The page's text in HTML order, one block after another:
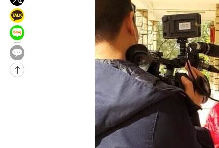
29분 전 >
손흥민, 68분 뛰고 2경기 침묵…LAFC, 톨루카에 1-0 승리(종합)
42분 전 >
'2경기 연속 침묵' 손흥민, 톨루카전 68분만 뛰고 슈팅 0개
-30599초 전 >
시메오네 감독 "이강인 다재다능한 선수…다양한 역할 맡길
-27040초 전 >
이강인, 5만 관중 앞 ATM 데뷔…뜨거운 응원 속 새출발(종합)
-26796초 전 >
'AT마드리드 7번' 이강인 데뷔전…맨시티에 1-3 역전패(종합)
-24535초 전 >
'AT마드리드 7번' 이강인, 맨시티 상대로 비공식 데뷔전
[속보]'AT마드리드 7번' 이강인, 맨시티 상대로 비공식 데뷔전
네타냐후, 트럼프의 가자 평화 2차 15개조 평화안 '거부'
이강인 ATM 입단식에 '상암벌 들썩'…"세계적인 선수 되길"
태풍 돌핀, 중 저장성 타이저우시 해안에 상륙 (1보)
AT마드리드 데뷔 앞둔 이강인, 맨시티전 선발 대신 '벤치 시작'